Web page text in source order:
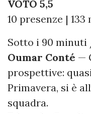
VOTO 5,5
10 presenze |
Sotto i 90
Oumar Conté —
prospettive:
Primavera, si è
squadra.